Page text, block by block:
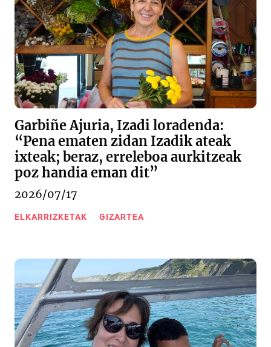
Garbiñe Ajuria, Izadi loradenda:
“Pena ematen zidan Izadik ateak
ixteak; beraz, erreleboa aurkitzeak
poz handia eman dit”
2026/07/17
ELKARRIZKETAK GIZARTEA